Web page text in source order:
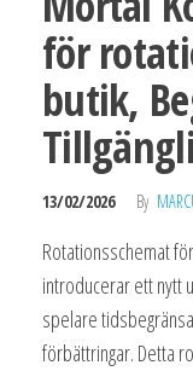
för
butik,
13/02/2026 By
Rotationsschemat
introducerar ett nytt
spelare
förbättringar. Detta